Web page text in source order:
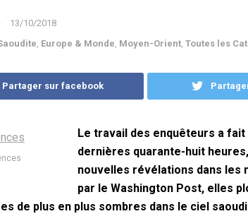
13/10/2018
Europe & Monde Moyen-Orient Toutes les
Partager sur facebook
Le travail des enquêteurs a fait
dernières quarante-huit
nouvelles révélations dans les
par le Washington Post, elles
de plus en plus sombres dans le ciel